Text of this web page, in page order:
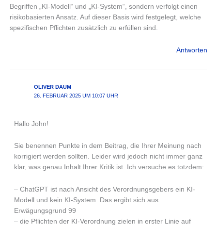
Begriffen „KI-Modell“ und „KI-System“, sondern verfolgt einen
risikobasierten Ansatz. Auf dieser Basis wird festgelegt, welche
spezifischen Pflichten zusätzlich zu erfüllen sind.
Antworten
OLIVER DAUM
26. FEBRUAR 2025 UM 10:07 UHR
Hallo John!
Sie benennen Punkte in dem Beitrag, die Ihrer Meinung nach
korrigiert werden sollten. Leider wird jedoch nicht immer ganz
klar, was genau Inhalt Ihrer Kritik ist. Ich versuche es totzdem:
– ChatGPT ist nach Ansicht des Verordnungsgebers ein KI-
Modell und kein KI-System. Das ergibt sich aus
Erwägungsgrund 99
– die Pflichten der KI-Verordnung zielen in erster Linie auf